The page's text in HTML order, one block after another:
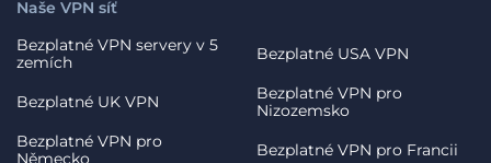
Naše VPN síť
Bezplatné VPN servery v 5
zemích
Bezplatné USA VPN
Bezplatné UK VPN
Bezplatné VPN pro
Nizozemsko
Bezplatné VPN pro
Německo
Bezplatné VPN pro Francii